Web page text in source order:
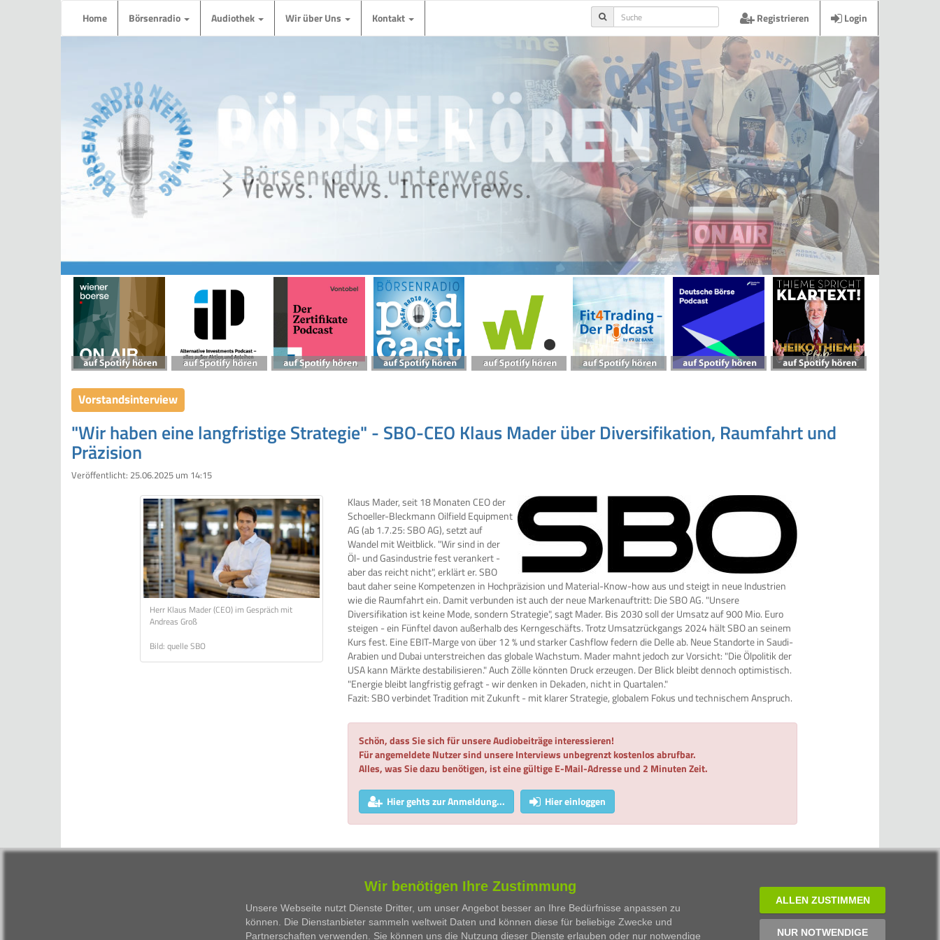
Home Börsenradio Audiothek Wir über Uns Kontakt Registrieren Login
Vorstandsinterview
"Wir haben eine langfristige Strategie" - SBO-CEO Klaus Mader über Diversifikation, Raumfahrt und
Präzision
Veröffentlicht: 25.06.2025 um 14:15
Herr Klaus Mader (CEO) im Gespräch mit
Andreas Groß
Bild: quelle SBO
Klaus Mader, seit 18 Monaten CEO der
Schoeller-Bleckmann Oilfield Equipment
AG (ab 1.7.25: SBO AG), setzt auf
Wandel mit Weitblick. "Wir sind in der
Öl- und Gasindustrie fest verankert -
aber das reicht nicht", erklärt er. SBO
baut daher seine Kompetenzen in Hochpräzision und Material-Know-how aus und steigt in neue Industrien
wie die Raumfahrt ein. Damit verbunden ist auch der neue Markenauftritt: Die SBO AG. "Unsere
Diversifikation ist keine Mode, sondern Strategie", sagt Mader. Bis 2030 soll der Umsatz auf 900 Mio. Euro
steigen - ein Fünftel davon außerhalb des Kerngeschäfts. Trotz Umsatzrückgangs 2024 hält SBO an seinem
Kurs fest. Eine EBIT-Marge von über 12 % und starker Cashflow federn die Delle ab. Neue Standorte in Saudi-
Arabien und Dubai unterstreichen das globale Wachstum. Mader mahnt jedoch zur Vorsicht: "Die Ölpolitik der
USA kann Märkte destabilisieren." Auch Zölle könnten Druck erzeugen. Der Blick bleibt dennoch optimistisch.
"Energie bleibt langfristig gefragt - wir denken in Dekaden, nicht in Quartalen."
Fazit: SBO verbindet Tradition mit Zukunft - mit klarer Strategie, globalem Fokus und technischem Anspruch.
Schön, dass Sie sich für unsere Audiobeiträge interessieren!
Für angemeldete Nutzer sind unsere Interviews unbegrenzt kostenlos abrufbar.
Alles, was Sie dazu benötigen, ist eine gültige E-Mail-Adresse und 2 Minuten Zeit.
Hier gehts zur Anmeldung... Hier einloggen
WKN
Bezeichnung ISIN
Wir benötigen Ihre Zustimmung
Unsere Webseite nutzt Dienste Dritter, um unser Angebot besser an Ihre Bedürfnisse anpassen zu
können. Die Dienstanbieter sammeln weltweit Daten und können diese für beliebige Zwecke und
Partnerschaften verwenden. Sie können uns die Nutzung dieser Dienste erlauben oder nur notwendige
ALLEN ZUSTIMMEN
NUR NOTWENDIGE